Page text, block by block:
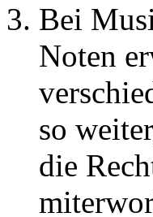
Bei
Noten
so
die